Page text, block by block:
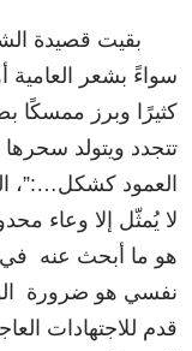
بقيت قصيدة
سواءً بشعر
كثيرًا وبرز ممسكًا
تتجدد ويتولد
العمود كشكل…:”،
لا يُمثّل إلا وعاء
هو ما أبحث عنه في
نفسي هو ضرورة
قدم للاجتهادات